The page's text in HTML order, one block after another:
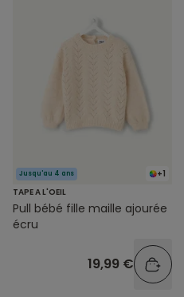
+1
Jusqu'au 4 ans
TAPE A L'OEIL
Pull bébé fille maille ajourée
écru
19,99 €